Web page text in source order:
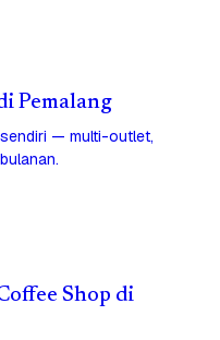
Pemalang
— multi-outlet,
Shop di